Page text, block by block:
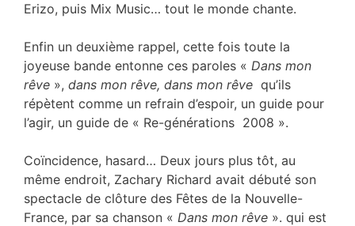
Erizo, puis Mix Music… tout le monde chante.
Enfin un deuxième rappel, cette fois toute la
joyeuse bande entonne ces paroles « Dans mon
rêve », dans mon rêve, dans mon rêve qu’ils
répètent comme un refrain d’espoir, un guide pour
l’agir, un guide de « Re-générations 2008 ».
Coïncidence, hasard… Deux jours plus tôt, au
même endroit, Zachary Richard avait débuté son
spectacle de clôture des Fêtes de la Nouvelle-
France, par sa chanson « Dans mon rêve ». qui est